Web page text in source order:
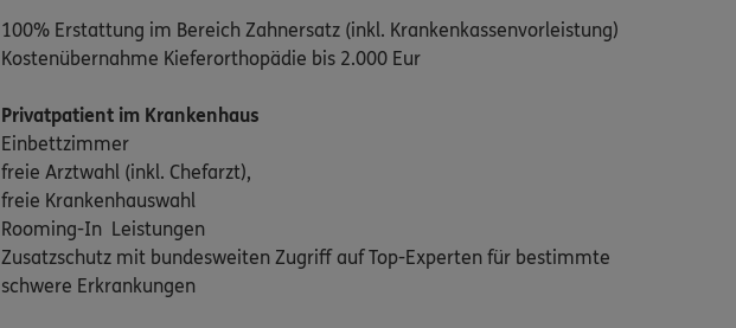
100% Erstattung im Bereich Zahnersatz (inkl. Krankenkassenvorleistung)
Kostenübernahme Kieferorthopädie bis 2.000 Eur
Privatpatient im Krankenhaus
Einbettzimmer
freie Arztwahl (inkl. Chefarzt),
freie Krankenhauswahl
Rooming-In Leistungen
Zusatzschutz mit bundesweiten Zugriff auf Top-Experten für bestimmte
schwere Erkrankungen